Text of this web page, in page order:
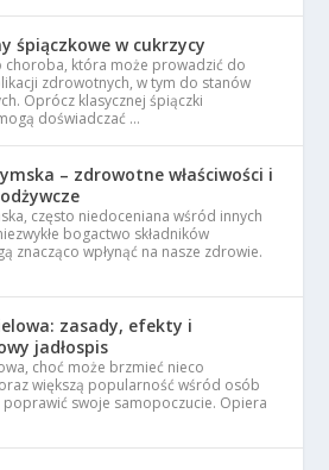
śpiączkowe w cukrzycy
choroba, która może prowadzić do
zdrowotnych, w tym do stanów
Oprócz klasycznej śpiączki
doświadczać …
– zdrowotne właściwości i
często niedoceniana wśród innych
bogactwo składników
znacząco wpłynąć na nasze zdrowie.
zasady, efekty i
jadłospis
choć może brzmieć nieco
większą popularność wśród osób
poprawić swoje samopoczucie. Opiera